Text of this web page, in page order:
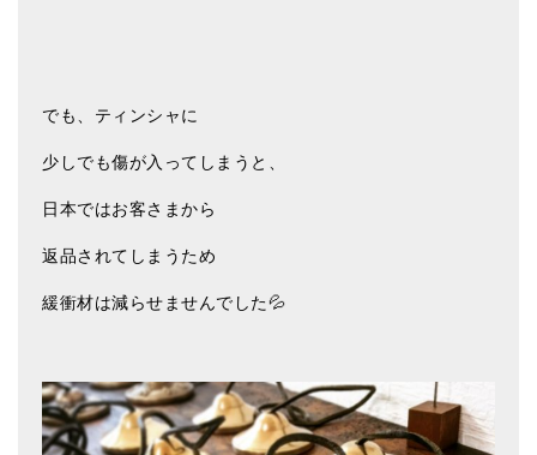
でも、ティンシャに
少しでも傷が入ってしまうと、
日本ではお客さまから
返品されてしまうため
緩衝材は減らせませんでした💦